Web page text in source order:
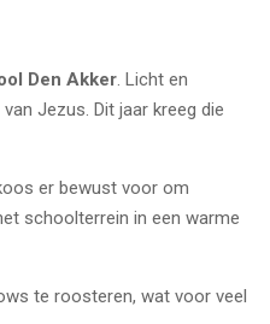
Den Akker. Licht en
Jezus. Dit jaar kreeg die
er bewust voor om
schoolterrein in een warme
te roosteren, wat voor veel